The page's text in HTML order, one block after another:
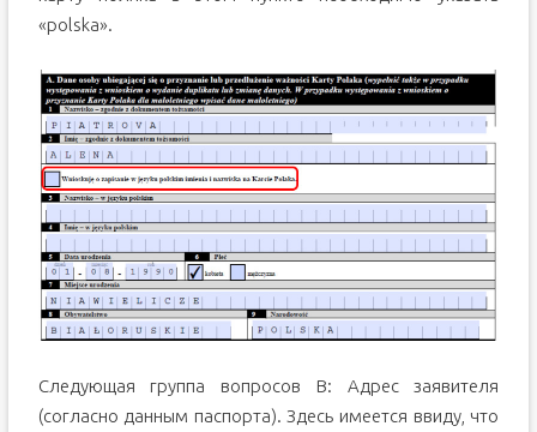
«polska».
Следующая группа вопросов В: Адрес заявителя
(согласно данным паспорта). Здесь имеется ввиду, что